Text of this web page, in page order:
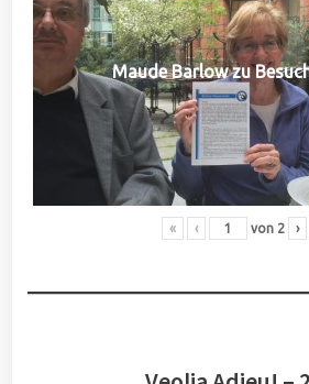
Maude Barlow zu
« ‹ von 2 ›